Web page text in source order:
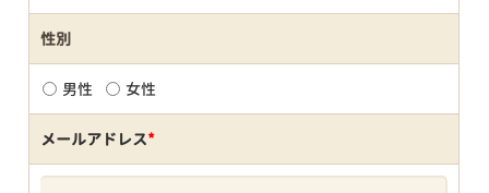
性別
男性 女性
メールアドレス*